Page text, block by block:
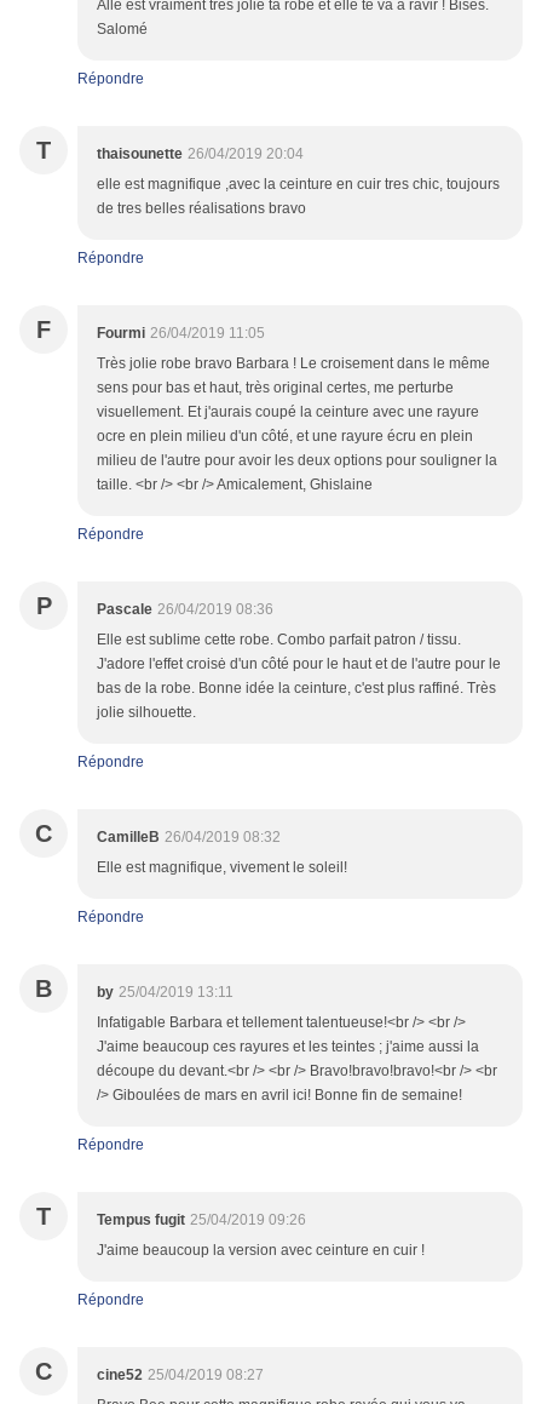
Alle est vraiment très jolie ta robe et elle te va à ravir ! Bises.
Salomé
Répondre
T thaisounette 26/04/2019 20:04
elle est magnifique ,avec la ceinture en cuir tres chic, toujours
de tres belles réalisations bravo
Répondre
F Fourmi 26/04/2019 11:05
Très jolie robe bravo Barbara ! Le croisement dans le même
sens pour bas et haut, très original certes, me perturbe
visuellement. Et j'aurais coupé la ceinture avec une rayure
ocre en plein milieu d'un côté, et une rayure écru en plein
milieu de l'autre pour avoir les deux options pour souligner la
taille. <br /> <br /> Amicalement, Ghislaine
Répondre
P Pascale 26/04/2019 08:36
Elle est sublime cette robe. Combo parfait patron / tissu.
J'adore l'effet croisė d'un côté pour le haut et de l'autre pour le
bas de la robe. Bonne idée la ceinture, c'est plus raffiné. Très
jolie silhouette.
Répondre
C CamilleB 26/04/2019 08:32
Elle est magnifique, vivement le soleil!
Répondre
B by 25/04/2019 13:11
Infatigable Barbara et tellement talentueuse!<br /> <br />
J'aime beaucoup ces rayures et les teintes ; j'aime aussi la
découpe du devant.<br /> <br /> Bravo!bravo!bravo!<br /> <br
/> Giboulées de mars en avril ici! Bonne fin de semaine!
Répondre
T Tempus fugit 25/04/2019 09:26
J'aime beaucoup la version avec ceinture en cuir !
Répondre
C cine52 25/04/2019 08:27